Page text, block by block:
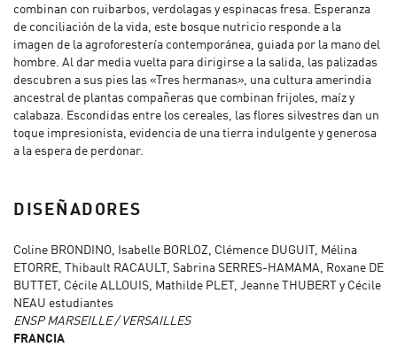
combinan con ruibarbos, verdolagas y espinacas fresa. Esperanza
de conciliación de la vida, este bosque nutricio responde a la
imagen de la agroforestería contemporánea, guiada por la mano del
hombre. Al dar media vuelta para dirigirse a la salida, las palizadas
descubren a sus pies las «Tres hermanas», una cultura amerindia
ancestral de plantas compañeras que combinan frijoles, maíz y
calabaza. Escondidas entre los cereales, las flores silvestres dan un
toque impresionista, evidencia de una tierra indulgente y generosa
a la espera de perdonar.
DISEÑADORES
Coline BRONDINO, Isabelle BORLOZ, Clémence DUGUIT, Mélina
ETORRE, Thibault RACAULT, Sabrina SERRES-HAMAMA, Roxane DE
BUTTET, Cécile ALLOUIS, Mathilde PLET, Jeanne THUBERT y Cécile
NEAU estudiantes
ENSP MARSEILLE / VERSAILLES
FRANCIA